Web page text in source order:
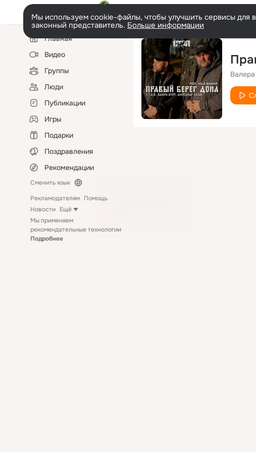
Мы используем cookie-файлы, чтобы улучшить сервисы для
законный представитель. Больше информации
Левая
колонкаГлавная
Видео
Группы
Люди
Публикации
Игры
Подарки
Поздравления
Рекомендации
Сменить язык
Рекламодателям Помощь
Новости Ещё
Мы применяем
рекомендательные технологии
Подробнее